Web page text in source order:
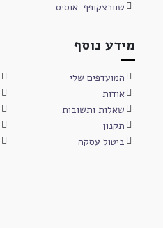
שוורצקופף-אוסיס
מידע נוסף
המועדפים שלי
אודות
שאלות ותשובות
תקנון
ביטול עסקה